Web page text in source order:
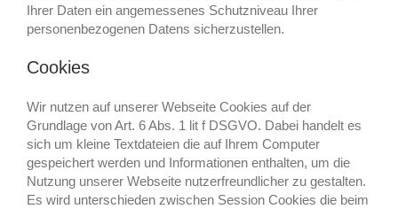
Ihrer Daten ein angemessenes Schutzniveau Ihrer
personenbezogenen Datens sicherzustellen.
Cookies
Wir nutzen auf unserer Webseite Cookies auf der
Grundlage von Art. 6 Abs. 1 lit f DSGVO. Dabei handelt es
sich um kleine Textdateien die auf Ihrem Computer
gespeichert werden und Informationen enthalten, um die
Nutzung unserer Webseite nutzerfreundlicher zu gestalten.
Es wird unterschieden zwischen Session Cookies die beim